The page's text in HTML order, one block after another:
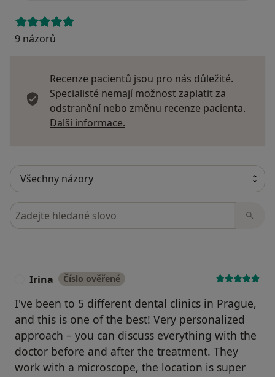
9 názorů
Recenze pacientů jsou pro nás důležité.
Specialisté nemají možnost zaplatit za
odstranění nebo změnu recenze pacienta.
Další informace.
Hledejte v názorech
Irina Číslo ověřené
I've been to 5 different dental clinics in Prague,
and this is one of the best! Very personalized
approach – you can discuss everything with the
doctor before and after the treatment. They
work with a microscope, the location is super